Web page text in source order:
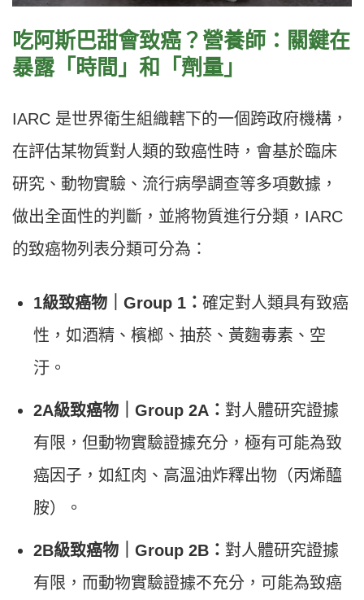
吃阿斯巴甜會致癌？營養師：關鍵在
暴露「時間」和「劑量」
IARC 是世界衛生組織轄下的一個跨政府機構，
在評估某物質對人類的致癌性時，會基於臨床
研究、動物實驗、流行病學調查等多項數據，
做出全面性的判斷，並將物質進行分類，IARC
的致癌物列表分類可分為：
1級致癌物｜Group 1 ： 確定對人類具有致癌
性，如酒精、檳榔、抽菸、黃麴毒素、空
汙。
2A級致癌物｜Group 2A ： 對人體研究證據
有限，但動物實驗證據充分，極有可能為致
癌因子，如紅肉、高溫油炸釋出物（丙烯醯
胺）。
2B級致癌物｜Group 2B ： 對人體研究證據
有限，而動物實驗證據不充分，可能為致癌